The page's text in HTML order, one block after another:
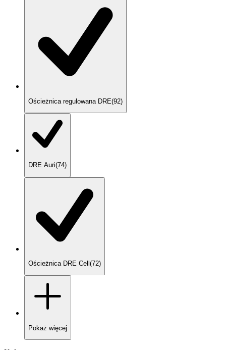
Ościeżnica regulowana DRE(92)
DRE Auri(74)
Ościeżnica DRE Cell (72)
Pokaż więcej